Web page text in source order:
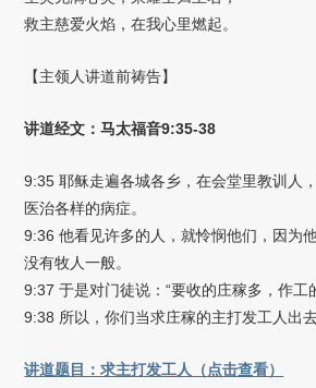
救主慈爱火焰，在我心里燃起。
【主领人讲道前祷告】
讲道经文：马太福音9:35-38
9:35 耶稣走遍各城各乡，在会堂里教训人
医治各样的病症。
9:36 他看见许多的人，就怜悯他们，因为
没有牧人一般。
9:37 于是对门徒说：“要收的庄稼多，作工
9:38 所以，你们当求庄稼的主打发工人出
讲道题目：求主打发工人（点击查看）